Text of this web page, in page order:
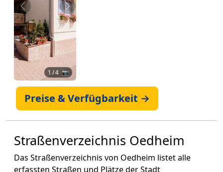
Zurück Weiter
1 / 4 📷
Preise & Verfügbarkeit →
Straßenverzeichnis Oedheim
Das Straßenverzeichnis von Oedheim listet alle
erfassten Straßen und Plätze der Stadt